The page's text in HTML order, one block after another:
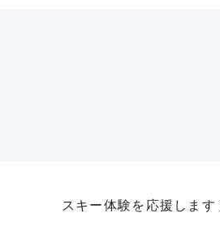
スキー体験を応援します